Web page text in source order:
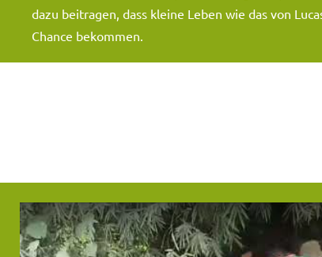
dazu beitragen, dass kleine Leben wie das von
Chance bekommen.